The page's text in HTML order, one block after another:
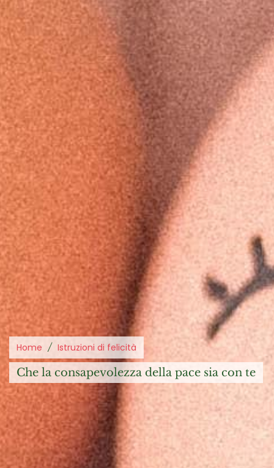
Home Istruzioni di felicità
che la consapevolezza della pace sia con te